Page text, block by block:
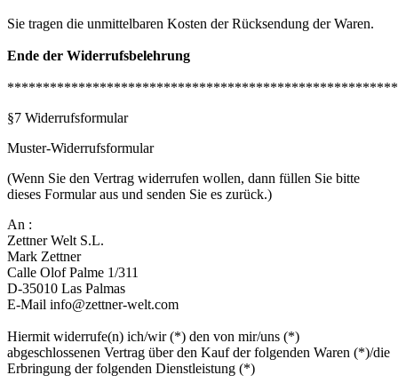
Sie tragen die unmittelbaren Kosten der Rücksendung der Waren.
Ende der Widerrufsbelehrung
§7 Widerrufsformular
Muster-Widerrufsformular
(Wenn Sie den Vertrag widerrufen wollen, dann füllen Sie bitte
dieses Formular aus und senden Sie es zurück.)
An :
Zettner Welt S.L.
Mark Zettner
Calle Olof Palme 1/311
D-35010 Las Palmas
E-Mail info@zettner-welt.com
Hiermit widerrufe(n) ich/wir (*) den von mir/uns (*)
abgeschlossenen Vertrag über den Kauf der folgenden Waren (*)/die
Erbringung der folgenden Dienstleistung (*)